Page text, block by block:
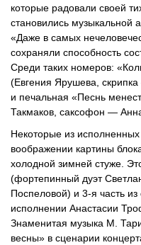
которые радовали своей
становились музыкальной
«Даже в самых
сохраняли способность
Среди таких номеров:
(Евгения Ярушева,
и печальная «Песнь
Такмаков, саксофон —
Некоторые из
воображении картины
холодной зимней стуже.
(фортепинный дуэт
Поспеловой) и 3-я часть
исполнении Анастасии
Знаменитая музыка М.
весны» в сценарии